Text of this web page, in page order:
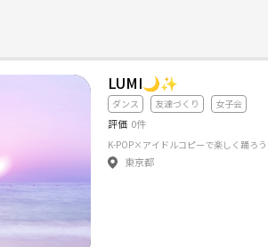
LUMI🌙✨
ダンス 友達づくり 女子会
評価 0件
東京都